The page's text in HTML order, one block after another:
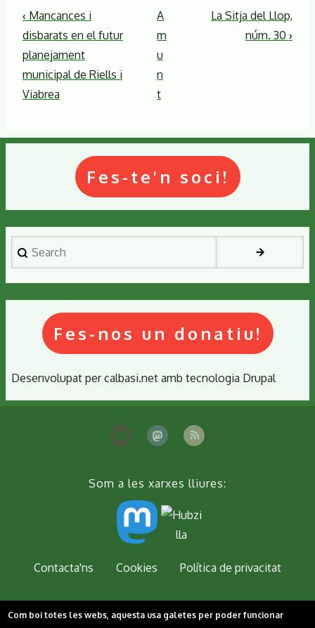
Enllaços
relacionats
de
Nota
de
rectificació
‹ Mancances i
disbarats en el futur
planejament
municipal de Riells i
Viabrea
A
m
u
n
t
La Sitja del Llop,
núm. 30 ›
Fes-te'n soci!
Search
Fes-nos un donatiu!
Desenvolupat percalbasi.net amb tecnologia Drupal
Som a les xarxes lliures:
Contacta'ns Cookies Política de privacitat
Com boi totes les webs, aquesta usa galetes per poder funcionar